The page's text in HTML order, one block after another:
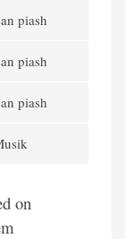
piash
piash
piash
on